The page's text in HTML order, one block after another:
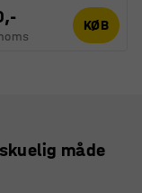
KØB
måde